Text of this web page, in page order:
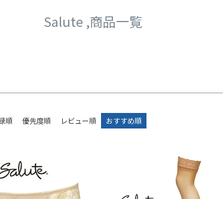
Salute ,商品一覧
順 優先度順 レビュー順 おすすめ順